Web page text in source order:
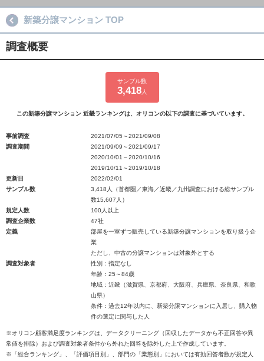
新築分譲マンション TOP
調査概要
サンプル数
3,418人
この新築分譲マンション 近畿ランキングは、オリコンの以下の調査に基づいています。
事前調査
2021/07/05～2021/09/08
調査期間
2021/09/09～2021/09/17
2020/10/01～2020/10/16
2019/10/11～2019/10/18
更新日
2022/02/01
サンプル数
3,418人（首都圏／東海／近畿／九州調査における総サンプル
数15,607人）
規定人数
100人以上
調査企業数
47社
定義
部屋を一室ずつ販売している新築分譲マンションを取り扱う企
業
ただし、中古の分譲マンションは対象外とする
調査対象者
性別：指定なし
年齢：25～84歳
地域：近畿（滋賀県、京都府、大阪府、兵庫県、奈良県、和歌
山県）
条件：過去12年以内に、新築分譲マンションに入居し、購入物
件の選定に関与した人
※オリコン顧客満足度ランキングは、データクリーニング（回収したデータから不正回答や異
常値を排除）および調査対象者条件から外れた回答を除外した上で作成しています。
※「総合ランキング」、「評価項目別」、部門の「業態別」においては有効回答者数が規定人